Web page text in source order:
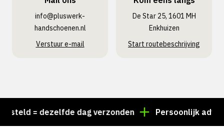
info@pluswerk­
handschoenen.nl
Verstuur e-mail
De Star 25, 1601 MH
Enkhuizen
Start routebeschrijving
= dezelfde dag verzonden Persoonlijk advies?